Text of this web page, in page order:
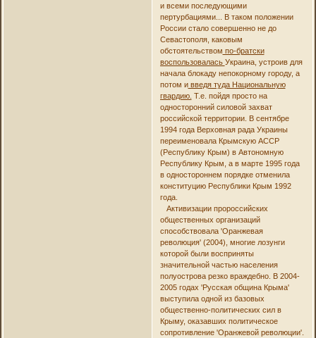
и всеми последующими
пертурбациями... В таком положении
России стало совершенно не до
Севастополя, каковым
обстоятельством по-братски
воспользовалась Украина, устроив для
начала блокаду непокорному городу, а
потом ивведя туда Национальную
гвардию. Т.е. пойдя просто на
односторонний силовой захват
российской территории. В сентябре
1994 года Верховная рада Украины
переименовала Крымскую АССР
(Республику Крым) в Автономную
Республику Крым, а в марте 1995 года
в одностороннем порядке отменила
конституцию Республики Крым 1992
года.
Активизации пророссийских
общественных организаций
способствовала 'Оранжевая
революция' (2004), многие лозунги
которой были восприняты
значительной частью населения
полуострова резко враждебно. В 2004-
2005 годах 'Русская община Крыма'
выступила одной из базовых
общественно-политических сил в
Крыму, оказавших политическое
сопротивление 'Оранжевой революции'.